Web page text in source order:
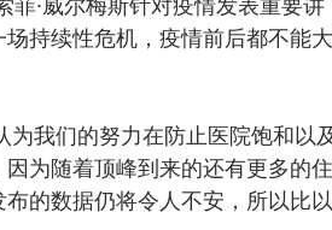
持续性危机，疫情前后都不能大
我们的努力在防止医院饱和以
为随着顶峰到来的还有更多的
的数据仍将令人不安，所以比